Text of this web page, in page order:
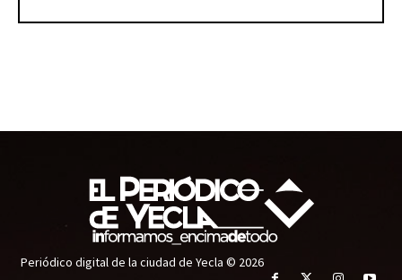
Periódico digital de la ciudad de Yecla © 2026